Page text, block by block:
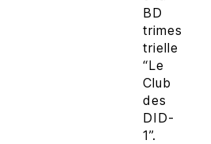
BD
trimes
trielle
“Le
Club
des
DID-
1”.